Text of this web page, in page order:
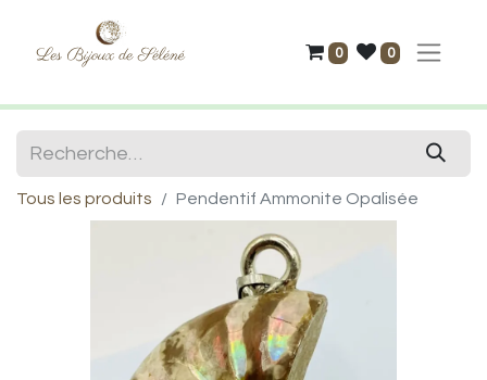
0 0
Tous les produits Pendentif Ammonite Opalisée